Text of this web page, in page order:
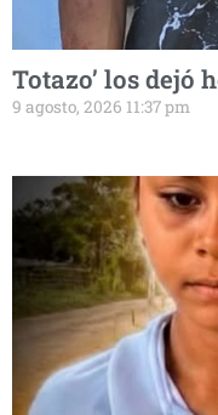
Totazo’ los dejó
9 agosto, 2026 11:37 pm